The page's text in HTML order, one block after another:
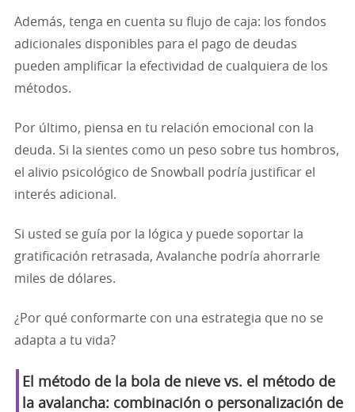
Además, tenga en cuenta su flujo de caja: los fondos
adicionales disponibles para el pago de deudas
pueden amplificar la efectividad de cualquiera de los
métodos.
Por último, piensa en tu relación emocional con la
deuda. Si la sientes como un peso sobre tus hombros,
el alivio psicológico de Snowball podría justificar el
interés adicional.
Si usted se guía por la lógica y puede soportar la
gratificación retrasada, Avalanche podría ahorrarle
miles de dólares.
¿Por qué conformarte con una estrategia que no se
adapta a tu vida?
El método de la bola de nieve vs. el método de
la avalancha: combinación o personalización de